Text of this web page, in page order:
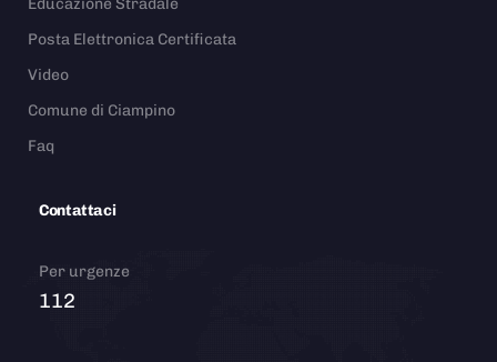
Posta Elettronica Certificata
Video
Comune di Ciampino
Faq
Contattaci
Per urgenze
112